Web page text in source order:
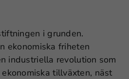
i grunden.
ekonomiska friheten
industriella revolution som
tillväxten, näst